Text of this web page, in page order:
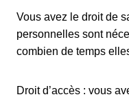
Vous avez le droit de
personnelles sont
combien de temps
Droit d’accès : vous